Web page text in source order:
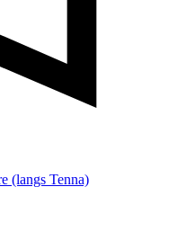
(langs Tenna)